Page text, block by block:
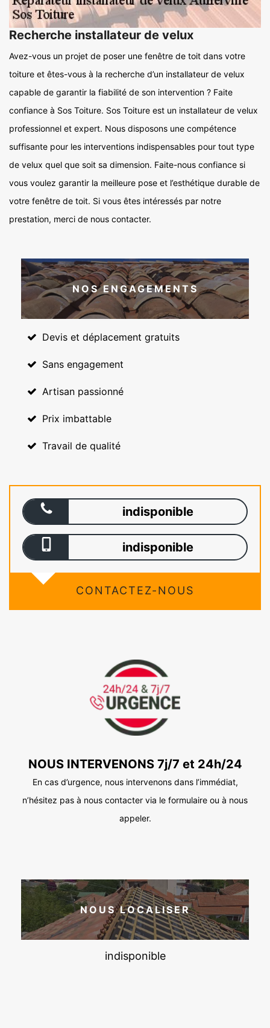
Recherche installateur de velux
Avez-vous un projet de poser une fenêtre de toit dans votre
toiture et êtes-vous à la recherche d’un installateur de velux
capable de garantir la fiabilité de son intervention ? Faite
confiance à Sos Toiture. Sos Toiture est un installateur de velux
professionnel et expert. Nous disposons une compétence
suffisante pour les interventions indispensables pour tout type
de velux quel que soit sa dimension. Faite-nous confiance si
vous voulez garantir la meilleure pose et l’esthétique durable de
votre fenêtre de toit. Si vous êtes intéressés par notre
prestation, merci de nous contacter.
NOS ENGAGEMENTS
Devis et déplacement gratuits
Sans engagement
Artisan passionné
Prix imbattable
Travail de qualité
indisponible
indisponible
CONTACTEZ-NOUS
NOUS INTERVENONS 7j/7 et 24h/24
En cas d’urgence, nous intervenons dans l’immédiat,
n’hésitez pas à nous contacter via le formulaire ou à nous
appeler.
NOUS LOCALISER
indisponible